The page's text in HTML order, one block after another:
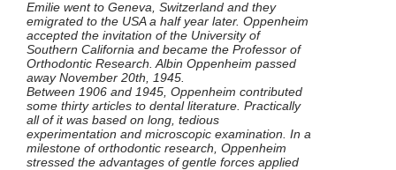
Emilie went to Geneva, Switzerland and they
emigrated to the USA a half year later. Oppenheim
accepted the invitation of the University of
Southern California and became the Professor of
Orthodontic Research. Albin Oppenheim passed
away November 20th, 1945.
Between 1906 and 1945, Oppenheim contributed
some thirty articles to dental literature. Practically
all of it was based on long, tedious
experimentation and microscopic examination. In a
milestone of orthodontic research, Oppenheim
stressed the advantages of gentle forces applied